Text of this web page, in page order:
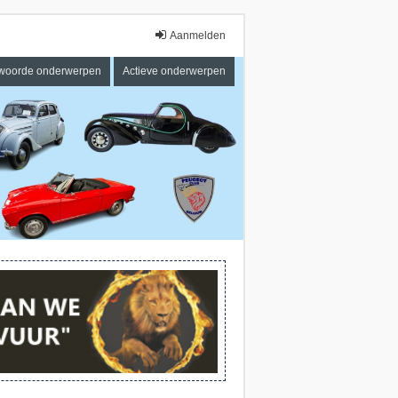
Aanmelden
onderwerpen Actieve onderwerpen